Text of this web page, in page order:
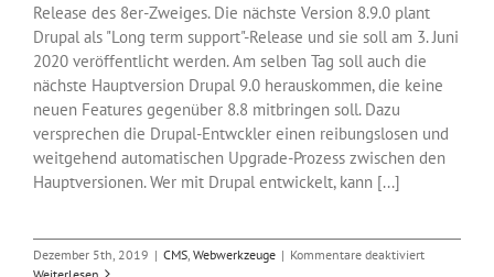
Release des 8er-Zweiges. Die nächste Version 8.9.0 plant
Drupal als "Long term support"-Release und sie soll am 3. Juni
2020 veröffentlicht werden. Am selben Tag soll auch die
nächste Hauptversion Drupal 9.0 herauskommen, die keine
neuen Features gegenüber 8.8 mitbringen soll. Dazu
versprechen die Drupal-Entwckler einen reibungslosen und
weitgehend automatischen Upgrade-Prozess zwischen den
Hauptversionen. Wer mit Drupal entwickelt, kann [...]
Dezember 5th, 2019 | CMS Webwerkzeuge | Kommentare deaktiviertfür